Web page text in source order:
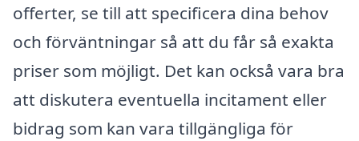
offerter, se till att specificera dina behov
och förväntningar så att du får så exakta
priser som möjligt. Det kan också vara bra
att diskutera eventuella incitament eller
bidrag som kan vara tillgängliga för